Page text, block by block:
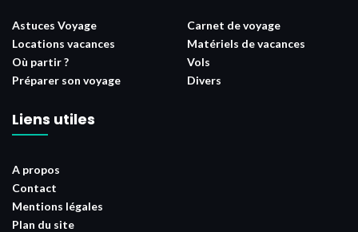
Astuces Voyage
Carnet de voyage
Locations vacances
Matériels de vacances
Où partir ?
Vols
Préparer son voyage
Divers
Liens utiles
A propos
Contact
Mentions légales
Plan du site